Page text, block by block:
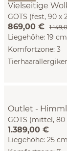
Vielseitige
GOTS (fest, 90 x
869,00 €
Liegehöhe: 19 cm
Komfortzone: 3
Outlet -
GOTS (mittel, 80
1.389,00 €
Liegehöhe: 25 cm